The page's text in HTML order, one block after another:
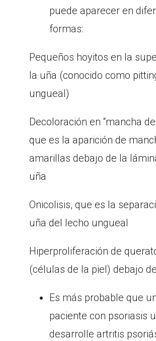
puede aparecer en
formas:
Pequeños hoyitos en la
la uña (conocido como
ungueal)
Decoloración en “mancha
que es la aparición de
amarillas debajo de la
uña
Onicolisis, que es la
uña del lecho ungueal
Hiperproliferación de
(células de la piel) debajo
Es más probable que
paciente con psoriasis
desarrolle artritis